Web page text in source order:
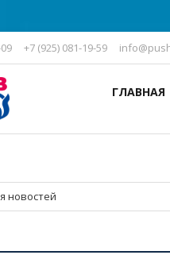
+7 (925) 081-19-59
ГЛАВНАЯ
новостей